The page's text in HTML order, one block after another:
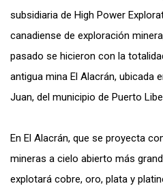
subsidiaria de High Power
canadiense de exploración
pasado se hicieron con la
antigua mina El Alacrán, ubicada
Juan, del municipio de Puerto
En El Alacrán, que se proyecta
mineras a cielo abierto más
explotará cobre, oro, plata y